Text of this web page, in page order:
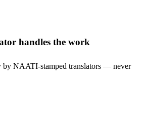
handles the work
by NAATI-stamped translators — never